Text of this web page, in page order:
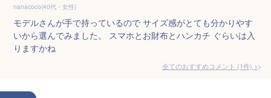
nanacoco(40代・女性)
モデルさんが手で持っているので サイズ感がとても分かりやす
いから選んでみました。 スマホとお財布とハンカチ ぐらいは入
りますかね
全てのおすすめコメント (1件) >